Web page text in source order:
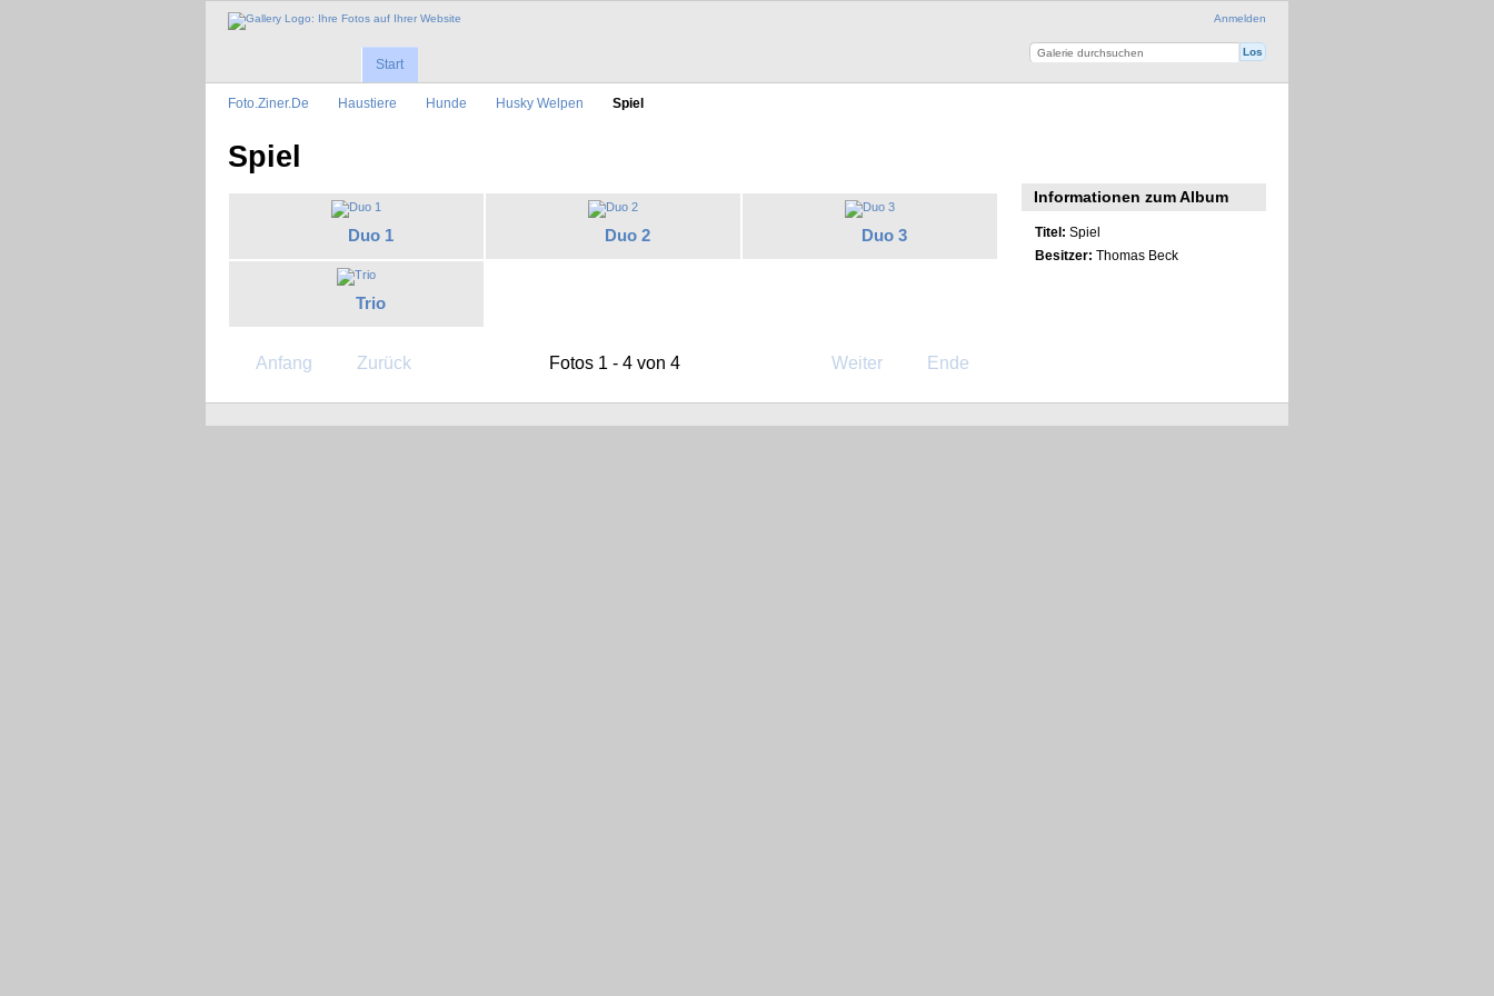
Anmelden
Start
Foto.Ziner.De Haustiere Hunde Husky Welpen Spiel
Spiel
Duo 1 Duo 2 Duo 3
Trio
Anfang Zurück Fotos 1 - 4 von 4 Weiter Ende
Informationen zum Album
Titel: Spiel
Besitzer: Thomas Beck